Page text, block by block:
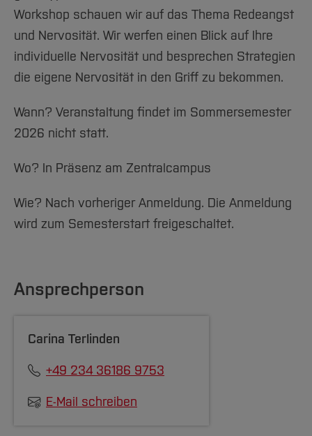
Arbeiten im FB G
Forschung und Projekte
International
Team
Service
Studiengänge
Studieninteressierte
Aktuelles
Studium
Fachgruppen
Forschung und Entwicklung
International
Team
Amtliche Bekanntmachungen
Notfall-Infos
BO Shop
Familiengerechte Hochschule
Gleichstellung
Diskriminierungsfreie Hochschule
Vertretungen
Wahlen
Hochschulbibliothek
Hochschulkommunikation
International Office
Medienzentrum
qed-Stiftung
Zentrale Studienberatung
Workshop schauen wir auf das Thema Redeangst
und Nervosität. Wir werfen einen Blick auf Ihre
individuelle Nervosität und besprechen Strategien
die eigene Nervosität in den Griff zu bekommen.
Wann? Veranstaltung findet im Sommersemester
2026 nicht statt.
Wo? In Präsenz am Zentralcampus
Wie? Nach vorheriger Anmeldung. Die Anmeldung
wird zum Semesterstart freigeschaltet.
Ansprechperson
Carina Terlinden
+49 234 36186 9753
E-Mail schreiben